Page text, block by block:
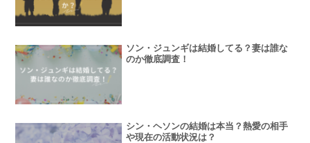
ソン・ジュンギは結婚してる？妻は誰な
のか徹底調査！
シン・ヘソンの結婚は本当？熱愛の相手
や現在の活動状況は？